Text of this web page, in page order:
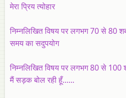
मेरा प्रिय त्योहार
निम्नलिखित विषय पर लगभग 70 से 80
समय का सदुपयोग
निम्नलिखित विषय पर लगभग 80 से 100
मैं सड़क बोल रही हूँ......